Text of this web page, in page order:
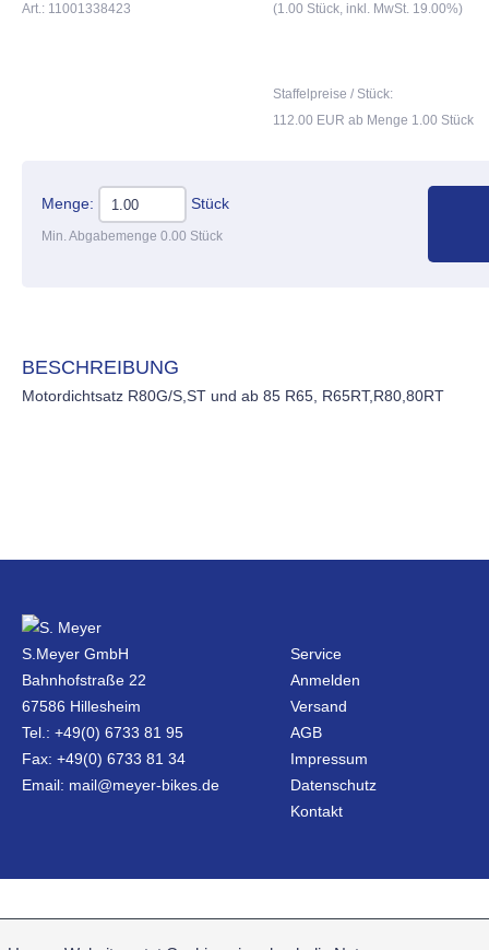
Art.: 11001338423 (1.00 Stück, inkl. MwSt. 19.00%)
Staffelpreise / Stück:
112.00 EUR ab Menge 1.00 Stück
Menge: Stück
Min. Abgabemenge 0.00 Stück
BESCHREIBUNG
Motordichtsatz R80G/S,ST und ab 85 R65, R65RT,R80,80RT
S.Meyer GmbH
Bahnhofstraße 22
67586 Hillesheim
Tel.: +49(0) 6733 81 95
Fax: +49(0) 6733 81 34
Email: mail@meyer-bikes.de
Service
Anmelden
Versand
AGB
Impressum
Datenschutz
Kontakt